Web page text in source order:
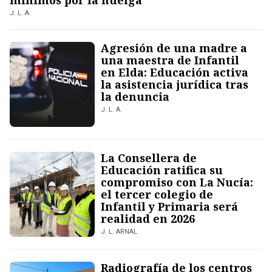
J. L. A.
Agresión de una madre a
una maestra de Infantil
en Elda: Educación activa
la asistencia jurídica tras
la denuncia
J. L. A.
La Consellera de
Educación ratifica su
compromiso con La Nucía:
el tercer colegio de
Infantil y Primaria será
realidad en 2026
J. L. ARNAL
Radiografía de los centros